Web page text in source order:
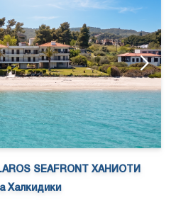
SEAFRONT ХАНИОТИ
Халкидики